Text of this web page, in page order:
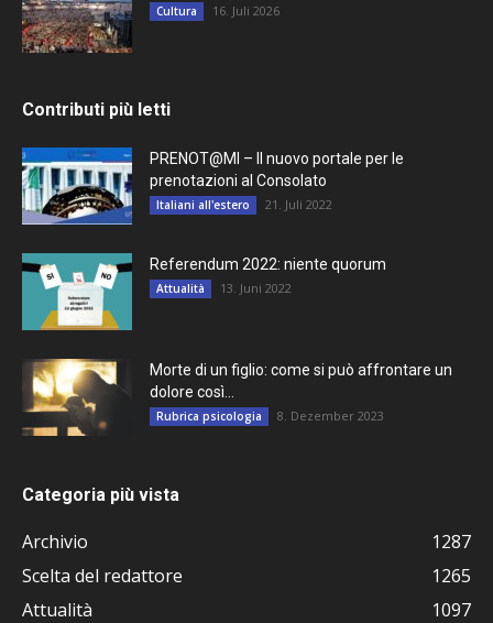
Cultura 16. Juli 2026
Contributi più letti
PRENOT@MI – Il nuovo portale per le
prenotazioni al Consolato
Italiani all'estero 21. Juli 2022
Referendum 2022: niente quorum
Attualità 13. Juni 2022
Morte di un figlio: come si può affrontare un
dolore così...
Rubrica psicologia 8. Dezember 2023
Categoria più vista
Archivio
1287
Scelta del redattore
1265
Attualità
1097